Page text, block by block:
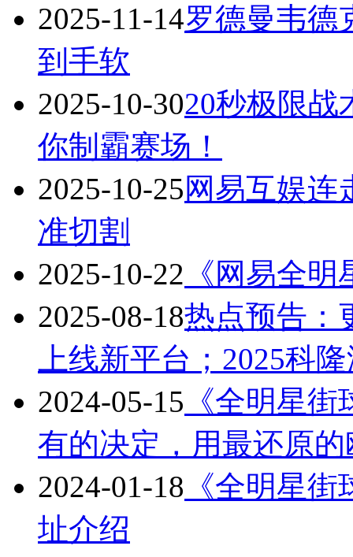
2025-11-14罗德曼韦德
到手软
2025-10-3020秒极限战
你制霸赛场！
2025-10-25网易互娱连
准切割
2025-10-22 《网易全
2025-08-18热点预告：
上线新平台；2025科
2024-05-15 《全明星
有的决定，用最还原
2024-01-18 《全明星
址介绍